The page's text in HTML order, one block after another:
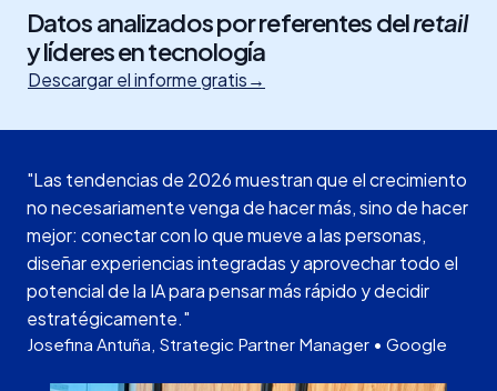
Datos analizados por referentes delretail
y líderes en tecnología
Descargar el informe gratis→
"Las tendencias de 2026 muestran que el crecimiento
no necesariamente venga de hacer más, sino de hacer
mejor: conectar con lo que mueve a las personas,
diseñar experiencias integradas y aprovechar todo el
potencial de la IA para pensar más rápido y decidir
estratégicamente."
Josefina Antuña, Strategic Partner Manager • Google